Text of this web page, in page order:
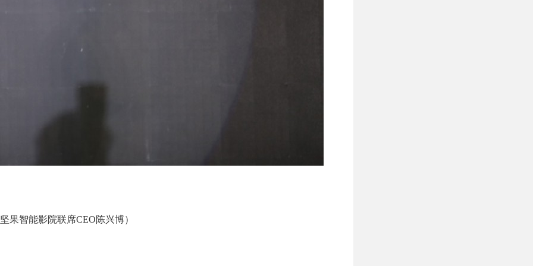
果智能影院联席CEO陈兴博）